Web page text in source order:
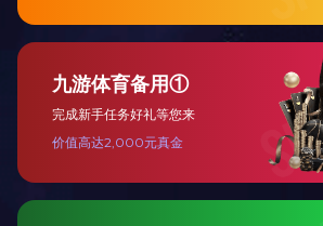
湖南净化工
湖南净化工程
之间气流的流通
开云在线平台